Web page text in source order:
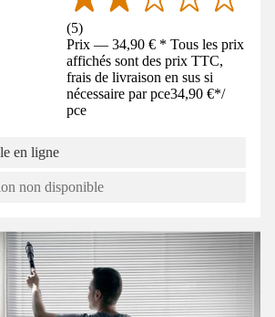
(5)
Prix — 34,90 € * Tous les prix
affichés sont des prix TTC,
frais de livraison en sus si
nécessaire par pce34,90 €*/
pce
en ligne
non disponible